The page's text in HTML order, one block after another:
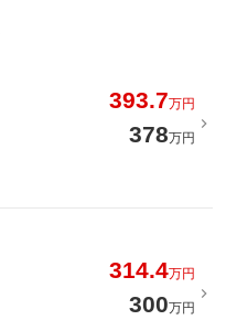
393.7万円
378万円
314.4万円
300万円